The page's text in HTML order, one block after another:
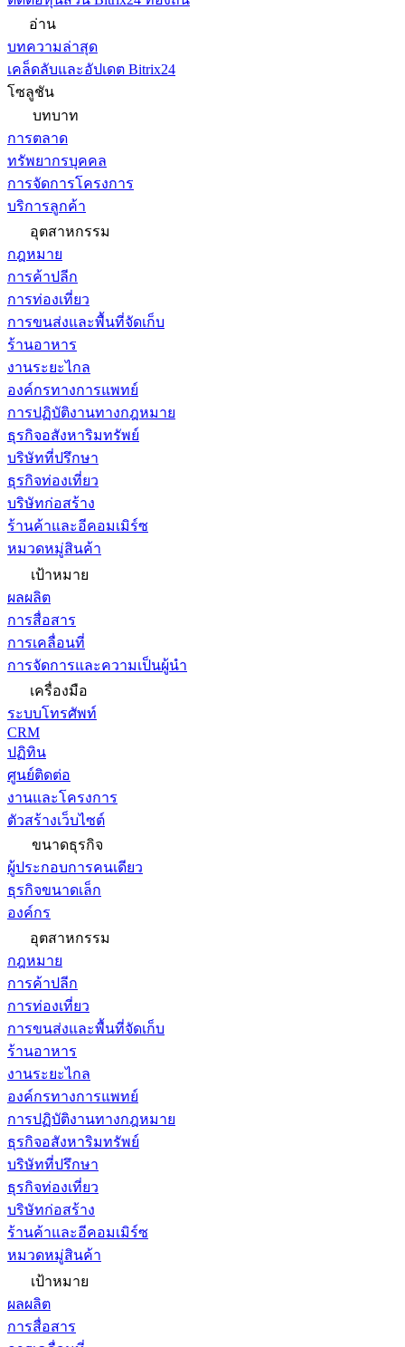
อ่าน
บทความล่าสุด
เคล็ดลับและอัปเดต Bitrix24
โซลูชัน
บทบาท
การตลาด
ทรัพยากรบุคคล
การจัดการโครงการ
บริการลูกค้า
อุตสาหกรรม
กฎหมาย
การค้าปลีก
การท่องเที่ยว
การขนส่งและพื้นที่จัดเก็บ
ร้านอาหาร
งานระยะไกล
องค์กรทางการแพทย์
การปฏิบัติงานทางกฎหมาย
ธุรกิจอสังหาริมทรัพย์
บริษัทที่ปรึกษา
ธุรกิจท่องเที่ยว
บริษัทก่อสร้าง
ร้านค้าและอีคอมเมิร์ซ
หมวดหมู่สินค้า
เป้าหมาย
ผลผลิต
การสื่อสาร
การเคลื่อนที่
การจัดการและความเป็นผู้นำ
เครื่องมือ
ระบบโทรศัพท์
CRM
ปฏิทิน
ศูนย์ติดต่อ
งานและโครงการ
ตัวสร้างเว็บไซต์
ขนาดธุรกิจ
ผู้ประกอบการคนเดียว
ธุรกิจขนาดเล็ก
องค์กร
อุตสาหกรรม
กฎหมาย
การค้าปลีก
การท่องเที่ยว
การขนส่งและพื้นที่จัดเก็บ
ร้านอาหาร
งานระยะไกล
องค์กรทางการแพทย์
การปฏิบัติงานทางกฎหมาย
ธุรกิจอสังหาริมทรัพย์
บริษัทที่ปรึกษา
ธุรกิจท่องเที่ยว
บริษัทก่อสร้าง
ร้านค้าและอีคอมเมิร์ซ
หมวดหมู่สินค้า
เป้าหมาย
ผลผลิต
การสื่อสาร